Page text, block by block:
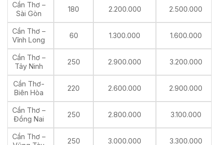
Cần Thơ –
Sài Gòn
180 2.200.000 2.500.000
Cần Thơ –
Vĩnh Long
60 1.300.000 1.600.000
Cần Thơ –
Tây Ninh
250 2.900.000 3.200.000
Cần Thơ-
Biên Hòa
220 2.600.000 2.900.000
Cần Thơ –
Đồng Nai
250 2.800.000 3.100.000
Cần Thơ –
250 3.000.000 3.300.000